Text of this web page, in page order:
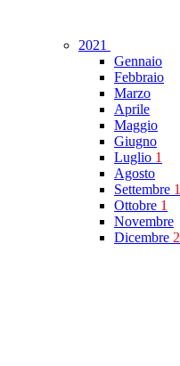
2021
Gennaio
Febbraio
Marzo
Aprile
Maggio
Giugno
Luglio 1
Agosto
Settembre 1
Ottobre 1
Novembre
Dicembre 2